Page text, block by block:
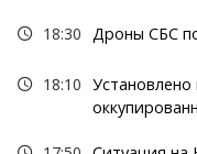
18:30 Дроны СБС
18:10